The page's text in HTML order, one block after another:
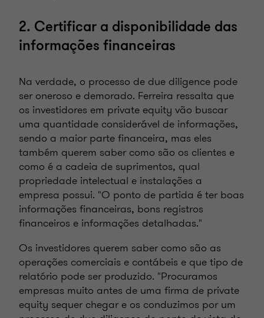
2. Certificar a disponibilidade das
informações financeiras
Na verdade, o processo de due diligence pode
ser oneroso e demorado. Ferreira ressalta que
os investidores em private equity vão buscar
uma quantidade considerável de informações,
sendo a maior parte financeira, mas eles
também querem saber como são os clientes e
como é a cadeia de suprimentos, qual
propriedade intelectual e instalações a
empresa possui. "O ponto de partida é ter boas
informações financeiras, bons registros
financeiros e informações detalhadas."
Os investidores querem saber como são as
operações comerciais e contábeis e que tipo de
relatório pode ser produzido. "Procuramos
empresas muito antes de uma firma de private
equity sequer chegar e os conduzimos por um